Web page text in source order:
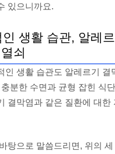
있으니까요.
생활 습관, 알레
쇠
인 생활 습관도 알레르기 결
분한 수면과 균형 잡힌 식
결막염과 같은 질환에 대한
탕으로 말씀드리면, 위의 세